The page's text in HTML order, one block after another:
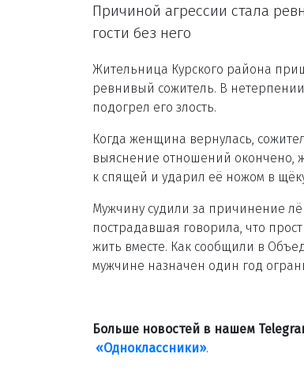
Причиной агрессии стала
гости без него
Жительница Курского района
ревнивый сожитель. В
подогрел его злость.
Когда женщина вернулась,
выяснение отношений окончено,
к спящей и ударил её ножом в
Мужчину судили за причинение
пострадавшая говорила, что
жить вместе. Как сообщили в
мужчине назначен один год
Больше новостей в нашем
«Одноклассники».